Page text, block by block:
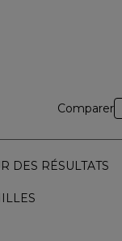
Comparer
DES RÉSULTATS